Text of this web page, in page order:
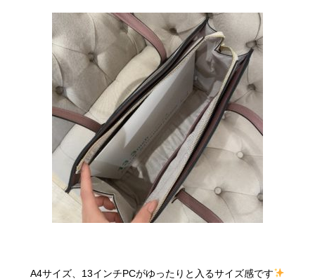
A4サイズ、13インチPCがゆったりと入るサイズ感です